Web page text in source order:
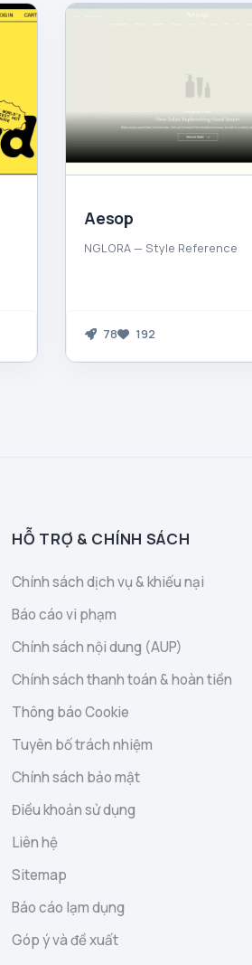
Aesop
NGLORA — Style Reference
78 192
HỖ TRỢ & CHÍNH SÁCH
Chính sách dịch vụ & khiếu nại
Báo cáo vi phạm
Chính sách nội dung (AUP)
Chính sách thanh toán & hoàn tiền
Thông báo Cookie
Tuyên bố trách nhiệm
Chính sách bảo mật
Điều khoản sử dụng
Liên hệ
Sitemap
Báo cáo lạm dụng
Góp ý và đề xuất